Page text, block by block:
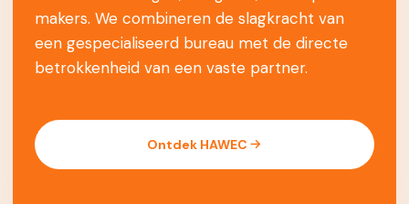
makers. We combineren de slagkracht van
een gespecialiseerd bureau met de directe
betrokkenheid van een vaste partner.
Ontdek HAWEC